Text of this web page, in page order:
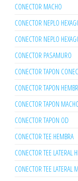
CONECTOR MACHO
CONECTOR NEPLO
CONECTOR NEPLO
CONECTOR PASAMURO
CONECTOR TAPON
CONECTOR TAPON
CONECTOR TAPON
CONECTOR TAPON OD
CONECTOR TEE HEMBRA
CONECTOR TEE LATERAL
CONECTOR TEE LATERAL